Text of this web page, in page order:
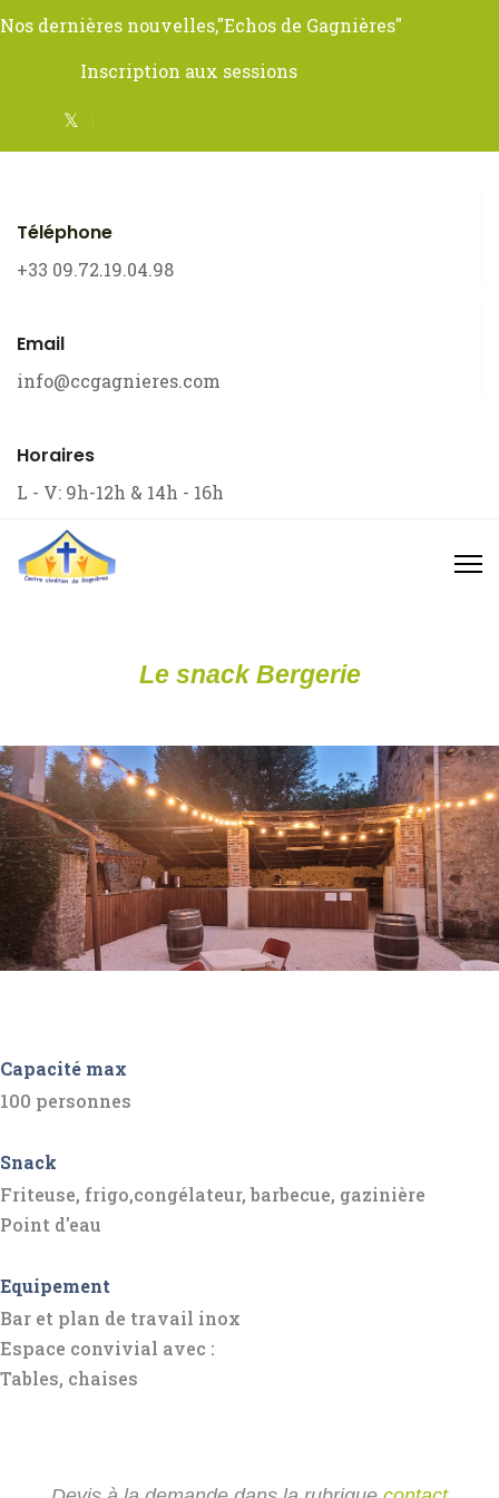
Nos dernières nouvelles,"Echos de Gagnières"
Inscription aux sessions
Téléphone
+33 09.72.19.04.98
Email
info@ccgagnieres.com
Horaires
L - V: 9h-12h & 14h - 16h
Le snack Bergerie
Capacité max
100 personnes
Snack
Friteuse, frigo,congélateur, barbecue, gazinière
Point d'eau
Equipement
Bar et plan de travail inox
Espace convivial avec :
Tables, chaises